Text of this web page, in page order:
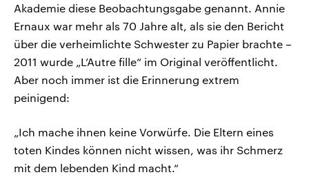
Akademie diese Beobachtungsgabe genannt. Annie
Ernaux war mehr als 70 Jahre alt, als sie den Bericht
über die verheimlichte Schwester zu Papier brachte –
2011 wurde „L’Autre fille“ im Original veröffentlicht.
Aber noch immer ist die Erinnerung extrem
peinigend:
„Ich mache ihnen keine Vorwürfe. Die Eltern eines
toten Kindes können nicht wissen, was ihr Schmerz
mit dem lebenden Kind macht.“